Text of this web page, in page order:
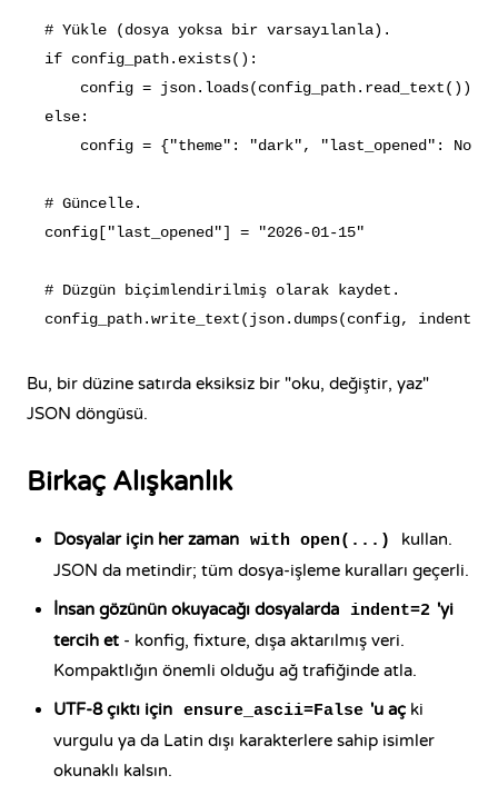
# Yükle (dosya yoksa bir varsayılanla).
if config_path.exists():
    config = json.loads(config_path.read_text())
else:
    config = {"theme": "dark", "last_opened": None}
# Güncelle.
config["last_opened"] = "2026-01-15"
# Düzgün biçimlendirilmiş olarak kaydet.
Bu, bir düzine satırda eksiksiz bir "oku, değiştir, yaz"
JSON döngüsü.
Birkaç Alışkanlık
Dosyalar için her zaman with open(...)
kullan.
JSON da metindir; tüm dosya-işleme kuralları geçerli.
İnsan gözünün okuyacağı dosyalarda indent=2 'yi
tercih et - konfig, fixture, dışa aktarılmış veri.
Kompaktlığın önemli olduğu ağ trafiğinde atla.
UTF-8 çıktı için ensure_ascii=False 'u aç ki
vurgulu ya da Latin dışı karakterlere sahip isimler
okunaklı kalsın.